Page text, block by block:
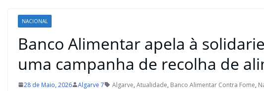
NACIONAL
Banco Alimentar apela à
uma campanha de recolha de
28 de Maio, 2026 Algarve 7 Algarve, Atualidade, Banco Alimentar Contra Fome,